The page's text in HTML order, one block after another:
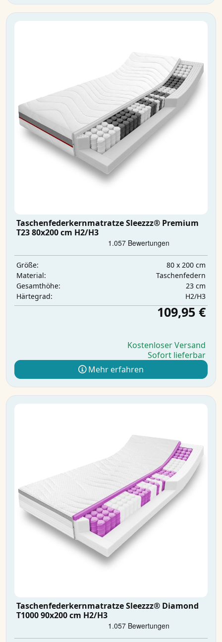
Taschenfederkernmatratze Sleezzz® Premium
T23 80x200 cm H2/H3
Größe:
80 x 200 cm
Material:
Taschenfedern
Gesamthöhe:
23 cm
Härtegrad:
H2/H3
109,95 €
Kostenloser Versand
Sofort lieferbar
Mehr erfahren
Taschenfederkernmatratze Sleezzz® Diamond
T1000 90x200 cm H2/H3